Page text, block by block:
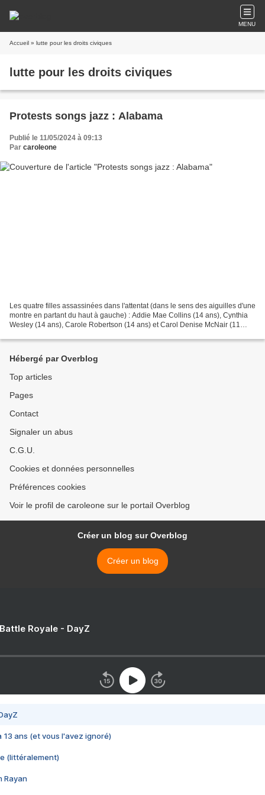
MENU
Accueil » lutte pour les droits civiques
lutte pour les droits civiques
Protests songs jazz : Alabama
Publié le 11/05/2024 à 09:13
Par caroleone
Les quatre filles assassinées dans l'attentat (dans le sens des aiguilles d'une
montre en partant du haut à gauche) : Addie Mae Collins (14 ans), Cynthia
Wesley (14 ans), Carole Robertson (14 ans) et Carol Denise McNair (11
Hébergé par Overblog
Top articles
Pages
Contact
Signaler un abus
C.G.U.
Cookies et données personnelles
Préférences cookies
Voir le profil de caroleone sur le portail Overblog
Créer un blog sur Overblog
Créer un blog
Royale - DayZ
13 ans (et vous l'avez ignoré)
(littéralement)
Rayan